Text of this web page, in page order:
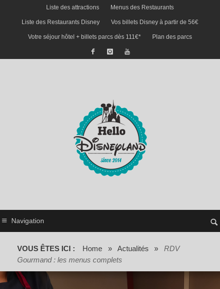
Liste des attractions Menus des Restaurants
Liste des Restaurants Disney Vos billets Disney à partir de 56€
Votre séjour hôtel + billets parcs dès 111€* Plan des parcs
Navigation
VOUS ÊTES ICI : Home » Actualités »
RDV
Gourmand : les menus complets